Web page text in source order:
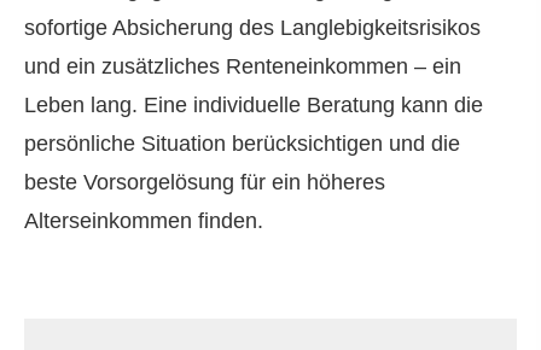
sofortige Absicherung des Langlebigkeitsrisikos
und ein zusätzliches Renteneinkommen – ein
Leben lang. Eine individuelle Beratung kann die
persönliche Situation berücksichtigen und die
beste Vorsorgelösung für ein höheres
Alterseinkommen finden.